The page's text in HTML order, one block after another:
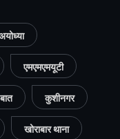
एमएमएमयूटी
कुशीनगर
खोराबार थाना